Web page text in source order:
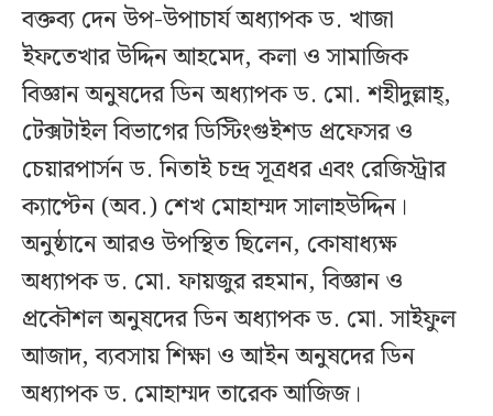
বক্তব্য দেন উপ-উপাচার্য অধ্যাপক ড. খাজা
ইফতেখার উদ্দিন আহমেদ, কলা ও সামাজিক
বিজ্ঞান অনুষদের ডিন অধ্যাপক ড. মো. শহীদুল্লাহ্,
টেক্সটাইল বিভাগের ডিস্টিংগুইশড প্রফেসর ও
চেয়ারপার্সন ড. নিতাই চন্দ্র সূত্রধর এবং রেজিস্ট্রার
ক্যাপ্টেন (অব.) শেখ মোহাম্মদ সালাহউদ্দিন।
অনুষ্ঠানে আরও উপস্থিত ছিলেন, কোষাধ্যক্ষ
অধ্যাপক ড. মো. ফায়জুর রহমান, বিজ্ঞান ও
প্রকৌশল অনুষদের ডিন অধ্যাপক ড. মো. সাইফুল
আজাদ, ব্যবসায় শিক্ষা ও আইন অনুষদের ডিন
অধ্যাপক ড. মোহাম্মদ তারেক আজিজ।